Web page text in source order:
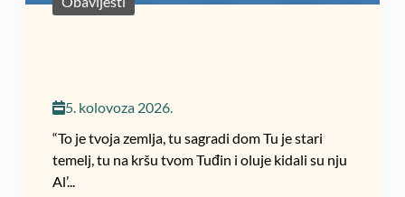
5. kolovoza 2026.
“To je tvoja zemlja, tu sagradi dom Tu je stari
temelj, tu na kršu tvom Tuđin i oluje kidali su nju
Al’...